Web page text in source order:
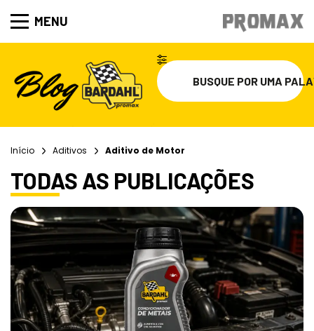
MENU
Início Aditivos Aditivo de Motor
TODAS AS PUBLICAÇÕES